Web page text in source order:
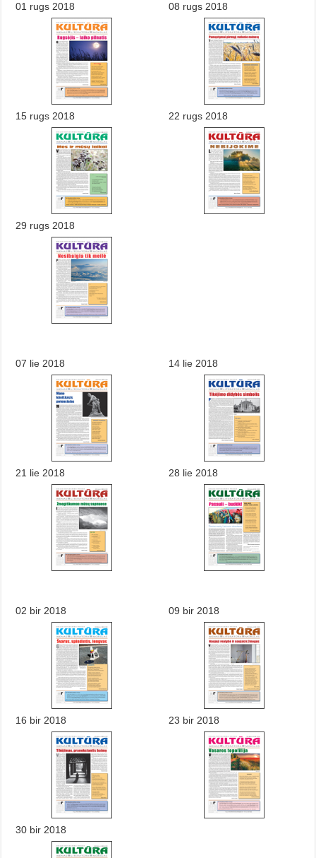
01 rugs 2018 08 rugs 2018
15 rugs 2018 22 rugs 2018
29 rugs 2018
07 lie 2018 14 lie 2018
21 lie 2018 28 lie 2018
02 bir 2018 09 bir 2018
16 bir 2018 23 bir 2018
30 bir 2018